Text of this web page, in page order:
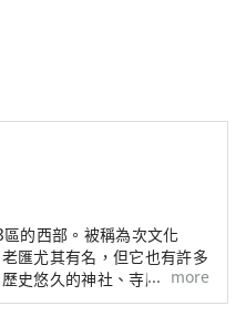
的西部。被稱為次文化
老匯尤其有名，但它也有許多
史悠久的神社、寺廟和美
正在進行據說每100年一次
more